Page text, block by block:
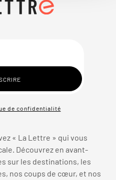
de confidentialité
« La Lettre » qui vous
Découvrez en avant-
sur les destinations, les
nos coups de cœur, et nos